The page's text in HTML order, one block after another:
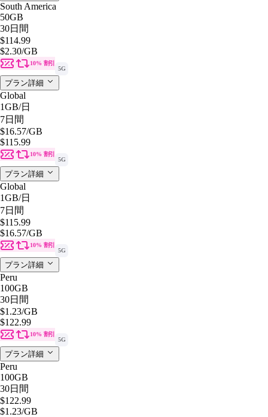
South America
50GB
30日間
$114.99
$2.30/GB
10% 割引
5G
プラン詳細
Global
1GB/日
7日間
$16.57/GB
$115.99
10% 割引
5G
プラン詳細
Global
1GB/日
7日間
$115.99
$16.57/GB
10% 割引
5G
プラン詳細
Peru
100GB
30日間
$1.23/GB
$122.99
10% 割引
5G
プラン詳細
Peru
100GB
30日間
$122.99
$1.23/GB